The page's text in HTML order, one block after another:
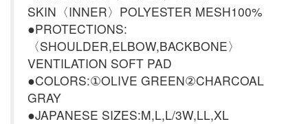
SKIN〈INNER〉POLYESTER MESH100%
●PROTECTIONS:
〈SHOULDER,ELBOW,BACKBONE〉
VENTILATION SOFT PAD
●COLORS:①OLIVE GREEN②CHARCOAL
GRAY
●JAPANESE SIZES:M,L,L/3W,LL,XL